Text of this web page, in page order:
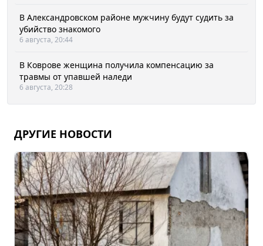
В Александровском районе мужчину будут судить за
убийство знакомого
6 августа, 20:44
В Коврове женщина получила компенсацию за
травмы от упавшей наледи
6 августа, 20:28
ДРУГИЕ НОВОСТИ